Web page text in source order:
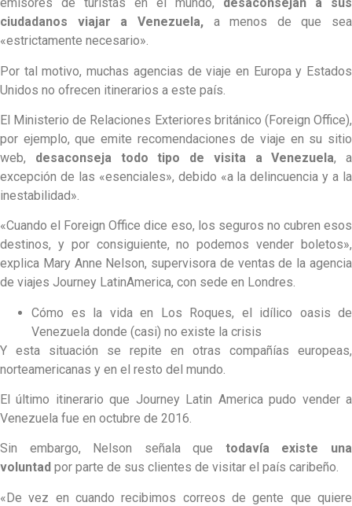
ciudadanos viajar a Venezuela,a menos de que sea
«estrictamente necesario».
Por tal motivo, muchas agencias de viaje en Europa y Estados
Unidos no ofrecen itinerarios a este país.
El Ministerio de Relaciones Exteriores británico (Foreign Office),
por ejemplo, que emite recomendaciones de viaje en su sitio
web, desaconseja todo tipo de visita a Venezuela, a
excepción de las «esenciales», debido «a la delincuencia y a la
inestabilidad».
«Cuando el Foreign Office dice eso, los seguros no cubren esos
destinos, y por consiguiente, no podemos vender boletos»,
explica Mary Anne Nelson, supervisora de ventas de la agencia
de viajes Journey LatinAmerica, con sede en Londres.
Cómo es la vida en Los Roques, el idílico oasis de
Venezuela donde (casi) no existe la crisis
Y esta situación se repite en otras compañías europeas,
norteamericanas y en el resto del mundo.
El último itinerario que Journey Latin America pudo vender a
Venezuela fue en octubre de 2016.
Sin embargo, Nelson señala que todavía existe una
voluntad por parte de sus clientes de visitar el país caribeño.
«De vez en cuando recibimos correos de gente que quiere